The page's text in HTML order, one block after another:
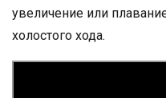
увеличение или
холостого хода.